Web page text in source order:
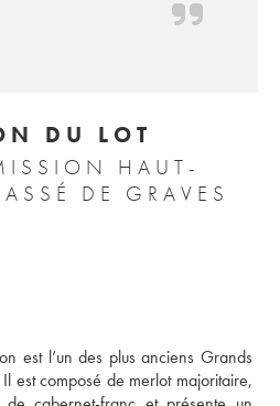
DU LOT
HAUT-
DE GRAVES
est l’un des plus anciens Grands
est composé de merlot majoritaire,